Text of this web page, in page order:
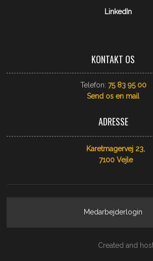
LinkedIn
KONTAKT OS
Telefon: 75 83 95 00
Send os​ en mail
ADRESSE
Karetmagervej 23,
​7100 Vejle
Medarbejderlogin
Created and